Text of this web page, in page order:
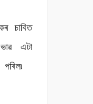
চাবিত
এটা